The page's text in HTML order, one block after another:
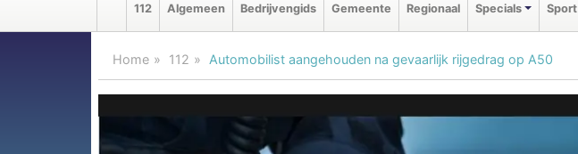
112 Algemeen Bedrijvengids Gemeente Regionaal Specials Sport
Home 112 Automobilist aangehouden na gevaarlijk rijgedrag op A50